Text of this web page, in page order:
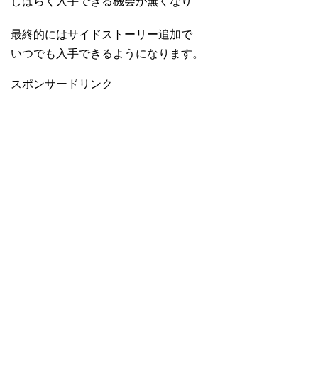
最終的にはサイドストーリー追加で
いつでも入手できるようになります。
スポンサードリンク